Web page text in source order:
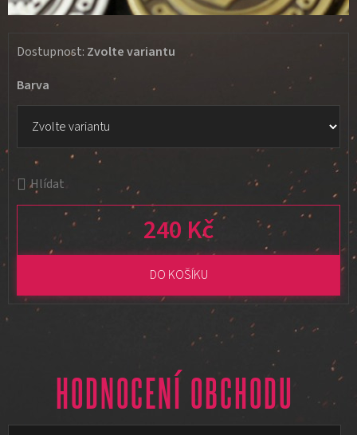
Barva
Hlídat
240 Kč
Měrná cena:
DO KOŠÍKU
Dostupnost: Zvolte variantu
HODNOCENÍ OBCHODU